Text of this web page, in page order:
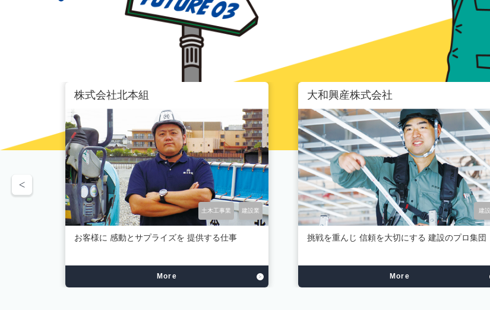
株式会社北本組
土木工事業 建設業
お客様に 感動とサプライズを 提供する仕事
More
大和興産株式会社
建設
挑戦を重んじ 信頼を大切にする 建設のプロ集団
More